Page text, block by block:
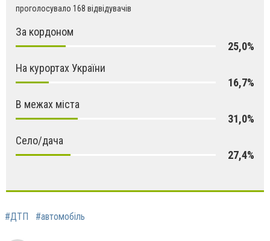
проголосувало 168 відвідувачів
За кордоном
25,0%
На курортах України
16,7%
В межах міста
31,0%
Село/дача
27,4%
#ДТП #автомобіль